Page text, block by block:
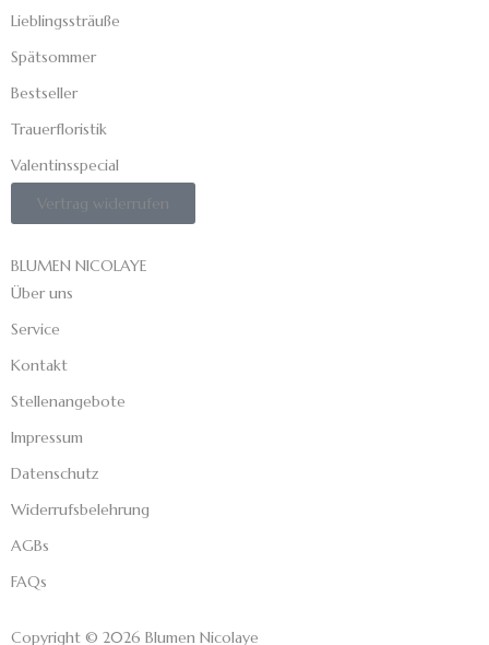
Lieblingssträuße
Spätsommer
Bestseller
Trauerfloristik
Valentinsspecial
Vertrag widerrufen
BLUMEN NICOLAYE
Über uns
Service
Kontakt
Stellenangebote
Impressum
Datenschutz
Widerrufsbelehrung
AGBs
FAQs
Copyright © 2026 Blumen Nicolaye